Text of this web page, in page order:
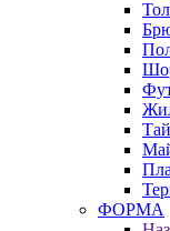
ФОРМА